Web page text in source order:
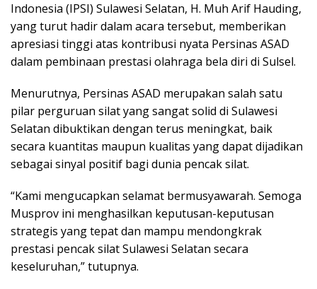
Indonesia (IPSI) Sulawesi Selatan, H. Muh Arif Hauding,
yang turut hadir dalam acara tersebut, memberikan
apresiasi tinggi atas kontribusi nyata Persinas ASAD
dalam pembinaan prestasi olahraga bela diri di Sulsel.
Menurutnya, Persinas ASAD merupakan salah satu
pilar perguruan silat yang sangat solid di Sulawesi
Selatan dibuktikan dengan terus meningkat, baik
secara kuantitas maupun kualitas yang dapat dijadikan
sebagai sinyal positif bagi dunia pencak silat.
“Kami mengucapkan selamat bermusyawarah. Semoga
Musprov ini menghasilkan keputusan-keputusan
strategis yang tepat dan mampu mendongkrak
prestasi pencak silat Sulawesi Selatan secara
keseluruhan,” tutupnya.